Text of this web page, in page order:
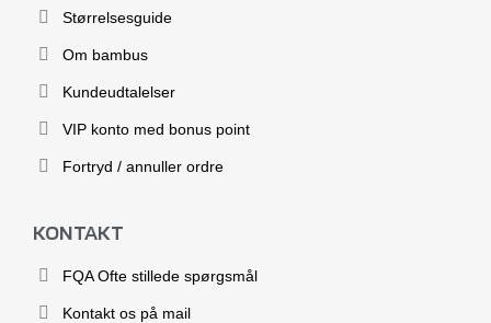
Størrelsesguide
Om bambus
Kundeudtalelser
VIP konto med bonus point
Fortryd / annuller ordre
KONTAKT
FQA Ofte stillede spørgsmål
Kontakt os på mail